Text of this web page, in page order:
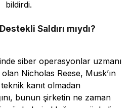
bildirdi.
Saldırı mıydı?
siber operasyonlar uzmanı
Nicholas Reese, Musk’ın
teknik kanıt olmadan
bunun şirketin ne zaman